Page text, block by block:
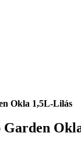
Okla 1,5L-Lilás
Garden